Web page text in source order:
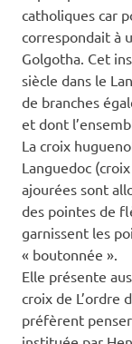
catholiques car
correspondait à
Golgotha. Cet
siècle dans le
de branches
et dont
La croix
Languedoc
ajourées sont
des pointes de
garnissent les
« boutonnée ».
Elle présente
croix de L’ordre
préfèrent